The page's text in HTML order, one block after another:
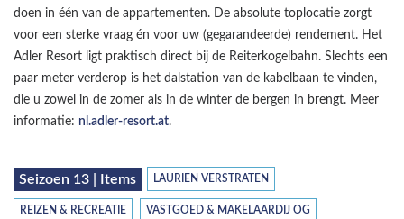
doen in één van de appartementen. De absolute toplocatie zorgt
voor een sterke vraag én voor uw (gegarandeerde) rendement. Het
Adler Resort ligt praktisch direct bij de Reiterkogelbahn. Slechts een
paar meter verderop is het dalstation van de kabelbaan te vinden,
die u zowel in de zomer als in de winter de bergen in brengt. Meer
informatie: nl.adler-resort.at.
Seizoen 13 | Items LAURIEN VERSTRATEN
REIZEN & RECREATIE VASTGOED & MAKELAARDIJ OG